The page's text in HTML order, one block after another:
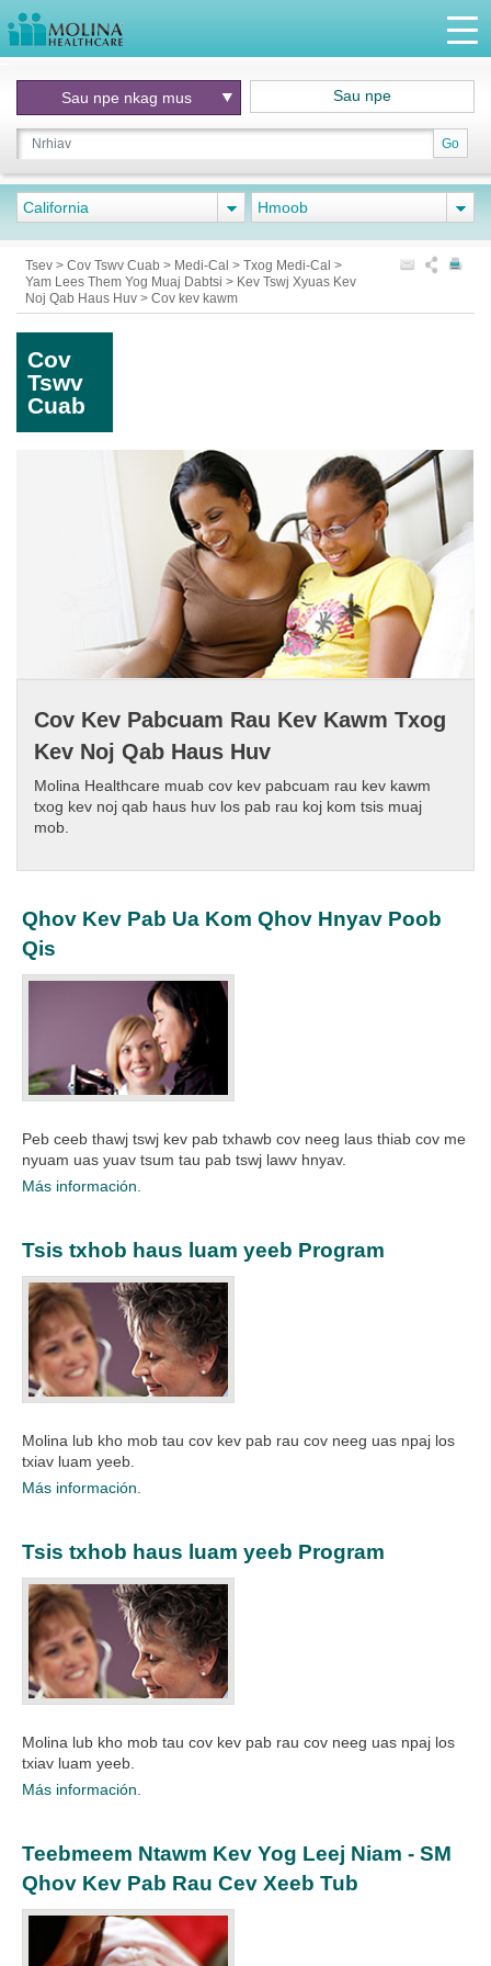
Go
Sau npe nkag mus Sau npe
California Hmoob
Tsev > Cov Tswv Cuab > Medi-Cal > Txog Medi-Cal >
Yam Lees Them Yog Muaj Dabtsi > Kev Tswj Xyuas Kev
Noj Qab Haus Huv > Cov kev kawm
Cov
Tswv
Cuab
Cov Kev Pabcuam Rau Kev Kawm Txog
Kev Noj Qab Haus Huv
Molina Healthcare muab cov kev pabcuam rau kev kawm
txog kev noj qab haus huv los pab rau koj kom tsis muaj
mob.​
Qhov Kev Pab Ua Kom Qhov Hnyav Poob
Qis
Peb ceeb thawj tswj kev pab txhawb cov neeg laus thiab cov me
nyuam uas yuav tsum tau pab tswj lawv hnyav.
Más información.
Tsis txhob haus luam yeeb Program
Molina lub kho mob tau cov kev pab rau cov neeg uas npaj los
txiav luam yeeb.​
Más información.
Tsis txhob haus luam yeeb Program
Molina lub kho mob tau cov kev pab rau cov neeg uas npaj los
txiav luam yeeb.​
Más información.
Teebmeem Ntawm Kev Yog Leej Niam - SM
Qhov Kev Pab Rau Cev Xeeb Tub